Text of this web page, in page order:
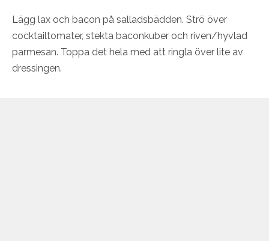
Lägg lax och bacon på salladsbädden. Strö över
cocktailtomater, stekta baconkuber och riven/hyvlad
parmesan. Toppa det hela med att ringla över lite av
dressingen.